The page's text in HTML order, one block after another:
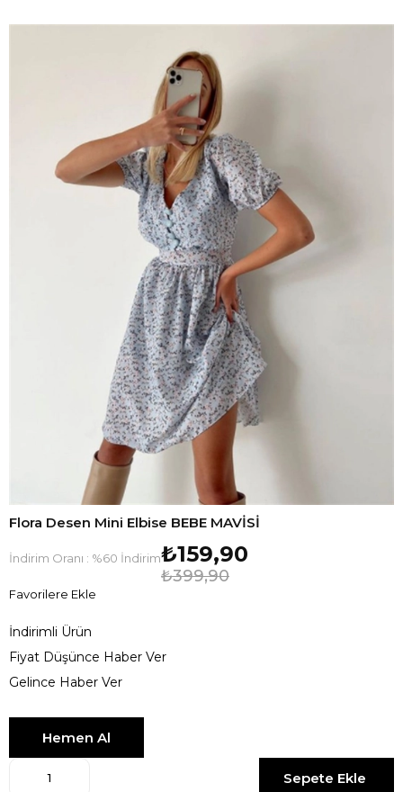
Flora Desen Mini Elbise BEBE MAVİSİ
İndirim Oranı : %60 İndirim
₺399,90
₺159,90
Favorilere Ekle
İndirimli Ürün
Fiyat Düşünce Haber Ver
Gelince Haber Ver